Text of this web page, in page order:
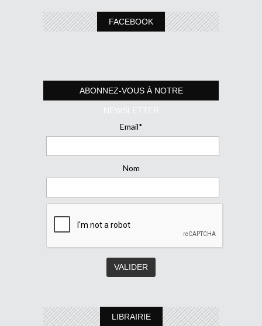
FACEBOOK
ABONNEZ-VOUS À NOTRE
NEWSLETTER
Email*
Nom
LIBRAIRIE